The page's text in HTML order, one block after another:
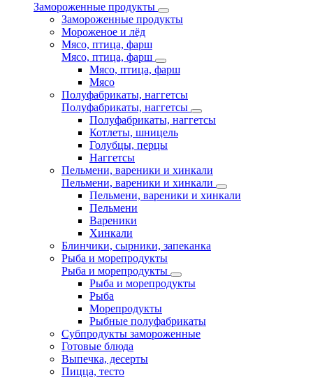
Замороженные продукты
Замороженные продукты
Мороженое и лёд
Мясо, птица, фарш
Мясо, птица, фарш
Мясо, птица, фарш
Мясо
Полуфабрикаты, наггетсы
Полуфабрикаты, наггетсы
Полуфабрикаты, наггетсы
Котлеты, шницель
Голубцы, перцы
Наггетсы
Пельмени, вареники и хинкали
Пельмени, вареники и хинкали
Пельмени, вареники и хинкали
Пельмени
Вареники
Хинкали
Блинчики, сырники, запеканка
Рыба и морепродукты
Рыба и морепродукты
Рыба и морепродукты
Рыба
Морепродукты
Рыбные полуфабрикаты
Субпродукты замороженные
Готовые блюда
Выпечка, десерты
Пицца, тесто